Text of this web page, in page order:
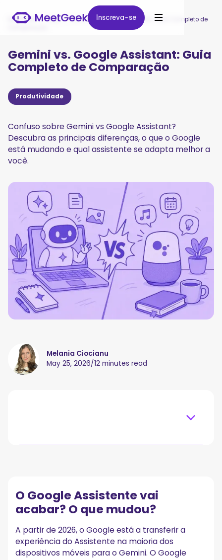
Inscreva-se
Inscreva-se
MeetGeek / Blog / Gemini vs. Google Assistant: Guia Completo de
Gemini vs. Google Assistant: Guia
Completo de Comparação
Produtividade
Confuso sobre Gemini vs Google Assistant?
Descubra as principais diferenças, o que o Google
está mudando e qual assistente se adapta melhor a
você.
Melania Ciocianu
May 25, 2026/12 minutes read
O que é o Google Assistente?
O que é o Google Gemini?
Onde o MeetGeek se encaixa
Gravação e transcrição automática de reuniões
Resumos de IA, itens de ação e insights de reunião
O Google Assistente vai
acabar? O que mudou?
A partir de 2026, o Google está a transferir a
experiência do Assistente na maioria dos
dispositivos móveis para o Gemini. O Google